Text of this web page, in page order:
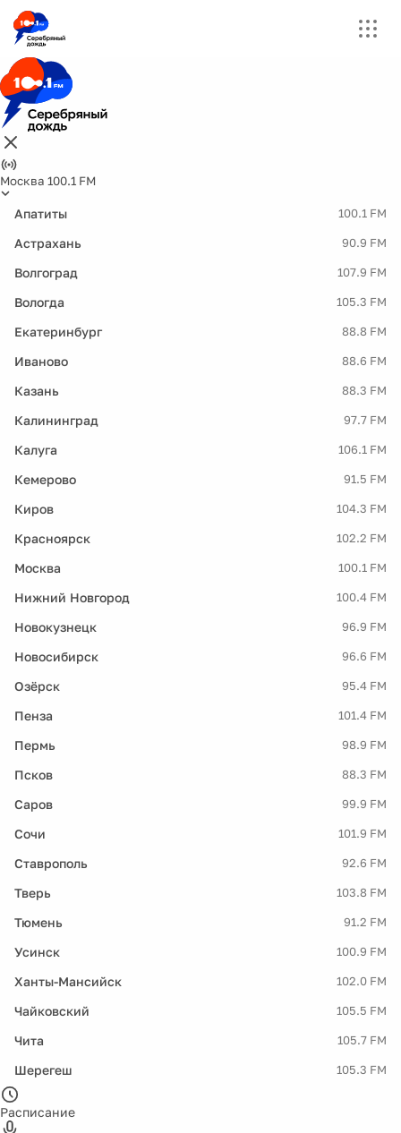
Москва 100.1 FM
Апатиты 100.1 FM
Астрахань 90.9 FM
Волгоград 107.9 FM
Вологда 105.3 FM
Екатеринбург 88.8 FM
Иваново 88.6 FM
Казань 88.3 FM
Калининград 97.7 FM
Калуга 106.1 FM
Кемерово 91.5 FM
Киров 104.3 FM
Красноярск 102.2 FM
Москва 100.1 FM
Нижний Новгород 100.4 FM
Новокузнецк 96.9 FM
Новосибирск 96.6 FM
Озёрск 95.4 FM
Пенза 101.4 FM
Пермь 98.9 FM
Псков 88.3 FM
Саров 99.9 FM
Сочи 101.9 FM
Ставрополь 92.6 FM
Тверь 103.8 FM
Тюмень 91.2 FM
Усинск 100.9 FM
Ханты-Мансийск 102.0 FM
Чайковский 105.5 FM
Чита 105.7 FM
Шерегеш 105.3 FM
Расписание